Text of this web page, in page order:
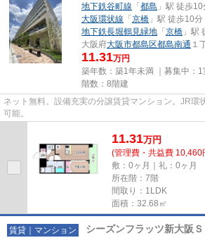
地下鉄谷町線 「 都島 」駅 徒歩10
大阪環状線 「 京橋 」駅 徒歩10分
地下鉄長堀鶴見緑地 「 京橋 」駅
大阪府大阪市都島区都島南通 １
11.31万円
築年数：築1年未満 ｜募集中： 1
階数：8階建
ネット無料。設備充実の分譲賃貸マンション。JR環
可能。
11.31万円
(管理費・共益費 10,460
敷：0ヶ月｜礼：0ヶ月
所在階：7階
間取り：1LDK
面積：32.68㎡
賃貸｜マンション シーズンフラッツ新大阪Ｓ